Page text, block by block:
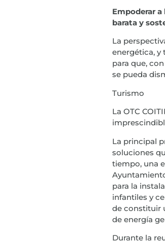
Empoderar
barata y
La
energética, y
para que,
se pueda
Turismo
La OTC
La principal
soluciones
tiempo, una
para la
infantiles y
de constituir
de energía
Durante la